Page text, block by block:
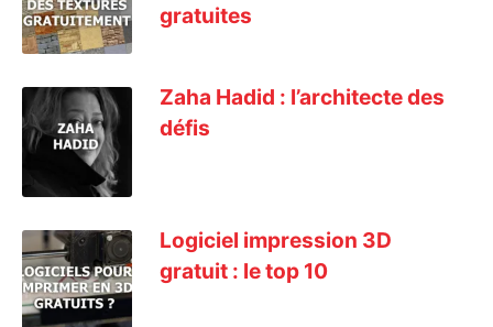
gratuites
Zaha Hadid : l’architecte des
défis
Logiciel impression 3D
gratuit : le top 10